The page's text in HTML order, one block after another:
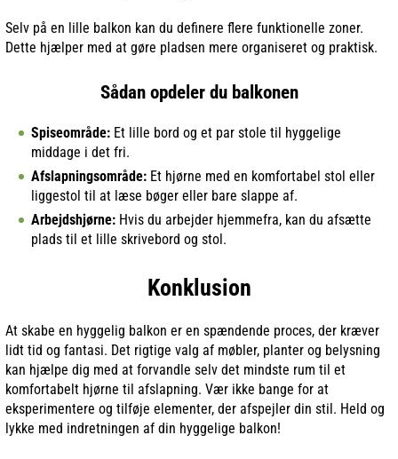
Selv på en lille balkon kan du definere flere funktionelle zoner.
Dette hjælper med at gøre pladsen mere organiseret og praktisk.
Sådan opdeler du balkonen
Spiseområde: Et lille bord og et par stole til hyggelige
middage i det fri.
Afslapningsområde: Et hjørne med en komfortabel stol eller
liggestol til at læse bøger eller bare slappe af.
Arbejdshjørne: Hvis du arbejder hjemmefra, kan du afsætte
plads til et lille skrivebord og stol.
Konklusion
At skabe en hyggelig balkon er en spændende proces, der kræver
lidt tid og fantasi. Det rigtige valg af møbler, planter og belysning
kan hjælpe dig med at forvandle selv det mindste rum til et
komfortabelt hjørne til afslapning. Vær ikke bange for at
eksperimentere og tilføje elementer, der afspejler din stil. Held og
lykke med indretningen af din hyggelige balkon!